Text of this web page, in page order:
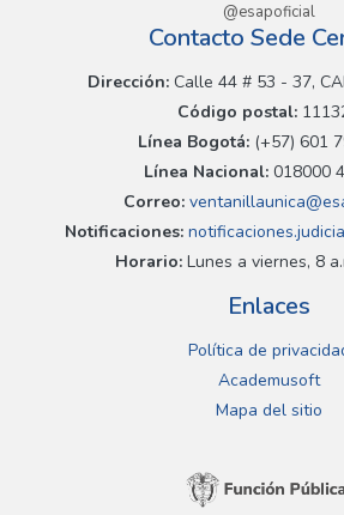
@esapoficial
Contacto Sede
Dirección:Calle 44 # 53 - 37,
Código postal:
Línea Bogotá:(+57) 601
Línea Nacional: 018000
Correo:
Notificaciones:
Horario:Lunes a viernes, 8
Enlaces
Política de
Academusoft
Mapa del sitio